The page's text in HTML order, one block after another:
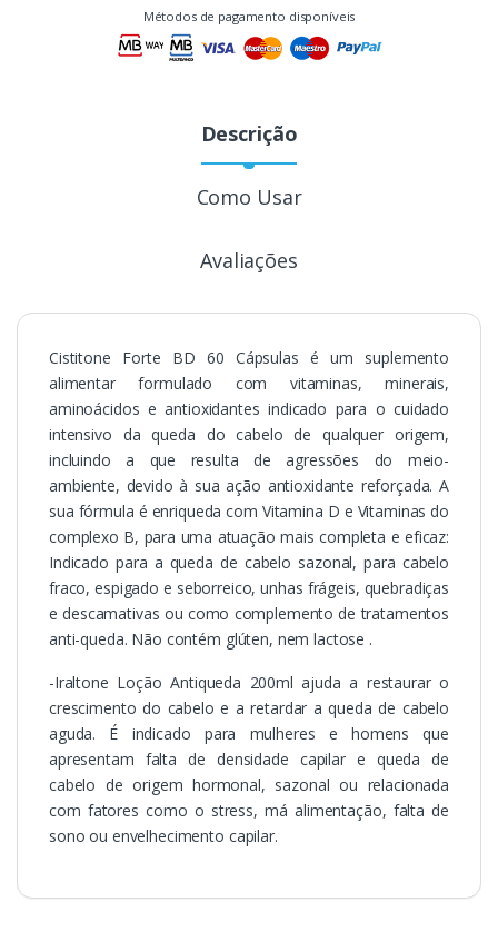
Métodos de pagamento disponíveis
Descrição
Como Usar
Avaliações
Cistitone Forte BD 60 Cápsulas é um suplemento
alimentar formulado com vitaminas, minerais,
aminoácidos e antioxidantes indicado para o cuidado
intensivo da queda do cabelo de qualquer origem,
incluindo a que resulta de agressões do meio-
ambiente, devido à sua ação antioxidante reforçada. A
sua fórmula é enriqueda com Vitamina D e Vitaminas do
complexo B, para uma atuação mais completa e eficaz:
Indicado para a queda de cabelo sazonal, para cabelo
fraco, espigado e seborreico, unhas frágeis, quebradiças
e descamativas ou como complemento de tratamentos
anti-queda. Não contém glúten, nem lactose .
-Iraltone Loção Antiqueda 200ml ajuda a restaurar o
crescimento do cabelo e a retardar a queda de cabelo
aguda. É indicado para mulheres e homens que
apresentam falta de densidade capilar e queda de
cabelo de origem hormonal, sazonal ou relacionada
com fatores como o stress, má alimentação, falta de
sono ou envelhecimento capilar.